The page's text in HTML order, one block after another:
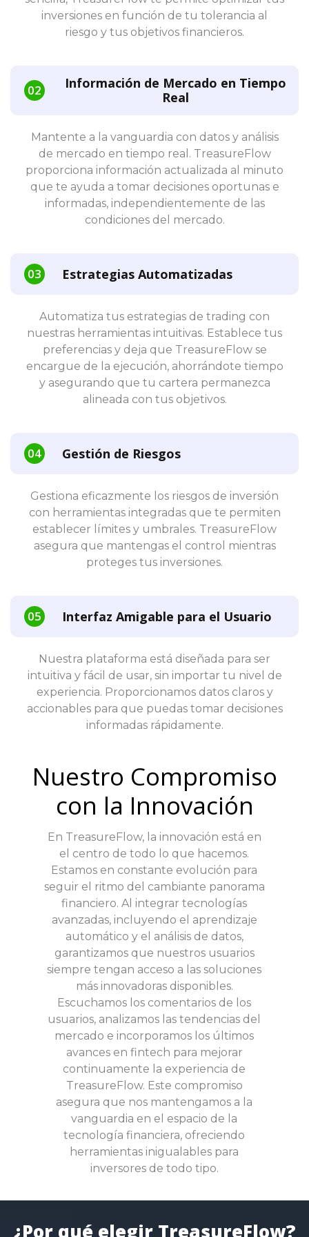
inversiones en función de tu tolerancia al
riesgo y tus objetivos financieros.
Información de Mercado en Tiempo
Real
Mantente a la vanguardia con datos y análisis
de mercado en tiempo real. TreasureFlow
proporciona información actualizada al minuto
que te ayuda a tomar decisiones oportunas e
informadas, independientemente de las
condiciones del mercado.
Estrategias Automatizadas
Automatiza tus estrategias de trading con
nuestras herramientas intuitivas. Establece tus
preferencias y deja que TreasureFlow se
encargue de la ejecución, ahorrándote tiempo
y asegurando que tu cartera permanezca
alineada con tus objetivos.
Gestión de Riesgos
Gestiona eficazmente los riesgos de inversión
con herramientas integradas que te permiten
establecer límites y umbrales. TreasureFlow
asegura que mantengas el control mientras
proteges tus inversiones.
Interfaz Amigable para el Usuario
Nuestra plataforma está diseñada para ser
intuitiva y fácil de usar, sin importar tu nivel de
experiencia. Proporcionamos datos claros y
accionables para que puedas tomar decisiones
informadas rápidamente.
Nuestro Compromiso
con la Innovación
En TreasureFlow, la innovación está en
el centro de todo lo que hacemos.
Estamos en constante evolución para
seguir el ritmo del cambiante panorama
financiero. Al integrar tecnologías
avanzadas, incluyendo el aprendizaje
automático y el análisis de datos,
garantizamos que nuestros usuarios
siempre tengan acceso a las soluciones
más innovadoras disponibles.
Escuchamos los comentarios de los
usuarios, analizamos las tendencias del
mercado e incorporamos los últimos
avances en fintech para mejorar
continuamente la experiencia de
TreasureFlow. Este compromiso
asegura que nos mantengamos a la
vanguardia en el espacio de la
tecnología financiera, ofreciendo
herramientas inigualables para
inversores de todo tipo.
¿Por qué elegir TreasureFlow?